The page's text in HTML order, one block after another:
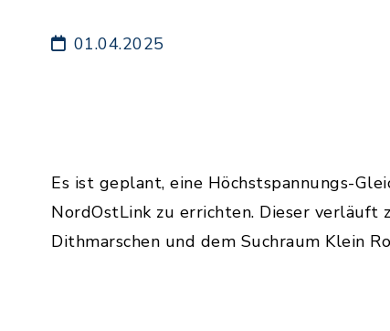
01.04.2025
Es ist geplant, eine Höchstspannungs-
NordOstLink zu errichten. Dieser verläuft
Dithmarschen und dem Suchraum Klein